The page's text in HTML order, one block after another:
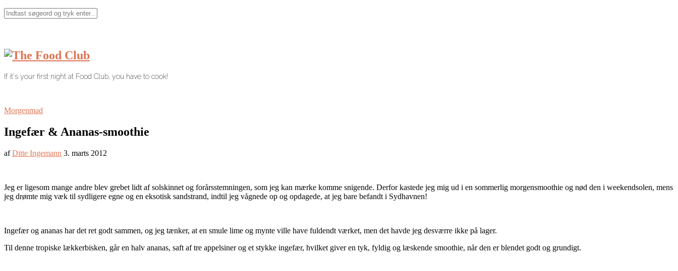
If it's your first night at Food Club, you have to cook!
Morgenmad
Ingefær & Ananas-smoothie
afDitte Ingemann 3. marts 2012
Jeg er ligesom mange andre blev grebet lidt af solskinnet og forårsstemningen, som jeg kan mærke komme snigende. Derfor kastede jeg mig ud i en sommerlig morgensmoothie og nød den i weekendsolen, mens
jeg drømte mig væk til sydligere egne og en eksotisk sandstrand, indtil jeg vågnede op og opdagede, at jeg bare befandt i Sydhavnen!
Ingefær og ananas har det ret godt sammen, og jeg tænker, at en smule lime og mynte ville have fuldendt værket, men det havde jeg desværre ikke på lager.
Til denne tropiske lækkerbisken, går en halv ananas, saft af tre appelsiner og et stykke ingefær, hvilket giver en tyk, fyldig og læskende smoothie, når den er blendet godt og grundigt.